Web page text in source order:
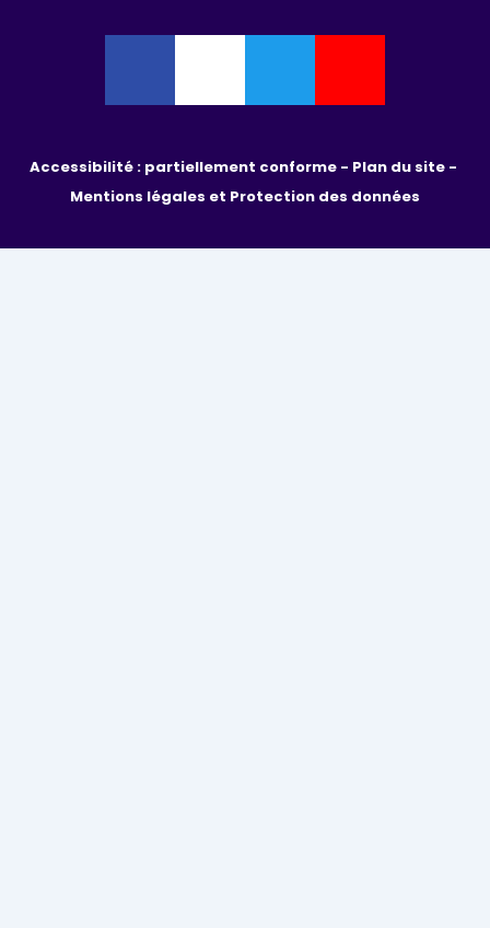
Accessibilité : partiellement conforme -
Mentions légales et Protection des données